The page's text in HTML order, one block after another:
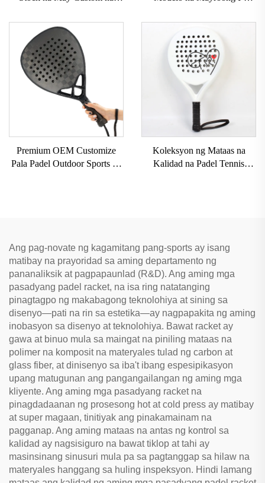
na Pickleball Paddle na may
Carbon Surface T700 Raw na
Carbon Fiber na Pickleball
Paddles 2024
na Propesyonal na Paddle
Tennis Padel Raket
Premium OEM Customize
Pala Padel Outdoor Sports 3k
Koleksyon ng Mataas na
Kalidad na Padel Tennis
Ang pag-novate ng kagamitang pang-sports ay isang
matibay na prayoridad sa aming departamento ng
pananaliksik at pagpapaunlad (R&D). Ang aming mga
pasadyang padel racket, na isa ring natatanging
pinagtagpo ng makabagong teknolohiya at sining sa
disenyo—pati na rin sa estetika—ay nagpapakita ng aming
inobasyon sa disenyo at teknolohiya. Bawat racket ay
gawa at binuo mula sa maingat na piniling mataas na
polimer na komposit na materyales tulad ng carbon at
glass fiber, at dinisenyo sa iba't ibang espesipikasyon
upang matugunan ang pangangailangan ng aming mga
kliyente. Ang aming mga pasadyang racket na
pinagdadaanan ng prosesong hot at cold press ay matibay
at super magaan, tinitiyak ang pinakamainam na
pagganap. Ang aming mataas na antas ng kontrol sa
kalidad ay nagsisiguro na bawat tiklop at tahi ay
masinsinang sinusuri mula pa sa pagtanggap sa hilaw na
materyales hanggang sa huling inspeksyon. Hindi lamang